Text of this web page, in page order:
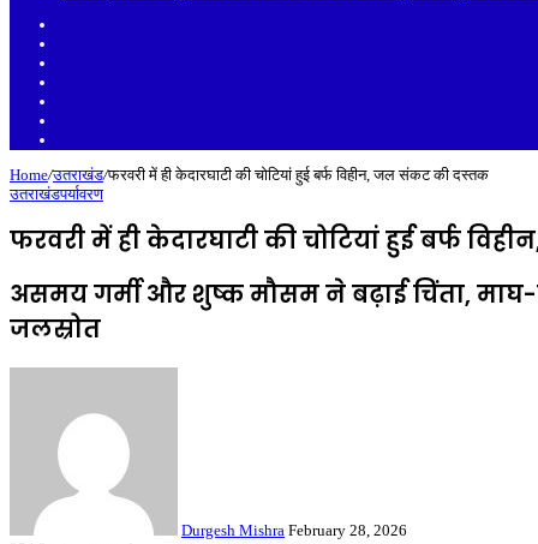
Home/उतराखंड/फरवरी में ही केदारघाटी की चोटियां हुई बर्फ विहीन, जल संकट की दस्तक
उतराखंडपर्यावरण
फरवरी में ही केदारघाटी की चोटियां हुई बर्फ
असमय गर्मी और शुष्क मौसम ने बढ़ाई चिंता,
जलस्रोत
Durgesh Mishra February 28, 2026